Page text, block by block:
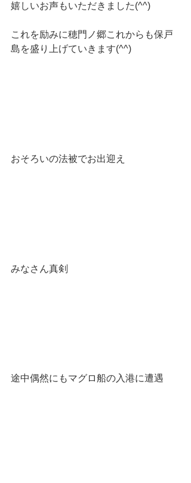
嬉しいお声もいただきました(^^)
これを励みに穂門ノ郷これからも保戸
島を盛り上げていきます(^^)
おそろいの法被でお出迎え
みなさん真剣
途中偶然にもマグロ船の入港に遭遇